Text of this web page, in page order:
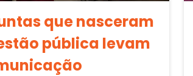
que nasceram
pública levam